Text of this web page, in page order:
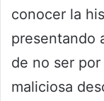
conocer la
presentando
de no ser
maliciosa